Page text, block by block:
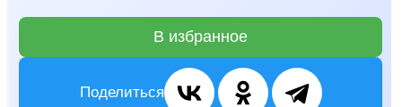
В избранное
Поделиться